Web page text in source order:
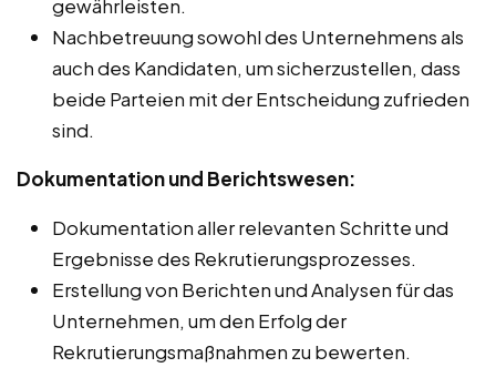
gewährleisten.
Nachbetreuung sowohl des Unternehmens als
auch des Kandidaten, um sicherzustellen, dass
beide Parteien mit der Entscheidung zufrieden
sind.
Dokumentation und Berichtswesen:
Dokumentation aller relevanten Schritte und
Ergebnisse des Rekrutierungsprozesses.
Erstellung von Berichten und Analysen für das
Unternehmen, um den Erfolg der
Rekrutierungsmaßnahmen zu bewerten.